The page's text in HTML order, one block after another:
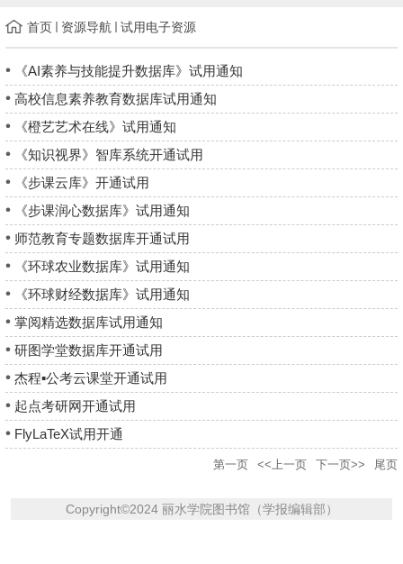
首页 资源导航 试用电子资源
《AI素养与技能提升数据库》试用通知
高校信息素养教育数据库试用通知
《橙艺艺术在线》试用通知
《知识视界》智库系统开通试用
《步课云库》开通试用
《步课润心数据库》试用通知
师范教育专题数据库开通试用
《环球农业数据库》试用通知
《环球财经数据库》试用通知
掌阅精选数据库试用通知
研图学堂数据库开通试用
杰程▪公考云课堂开通试用
起点考研网开通试用
FlyLaTeX试用开通
第一页 <<上一页 下一页>> 尾页
Copyright©2024 丽水学院图书馆（学报编辑部）